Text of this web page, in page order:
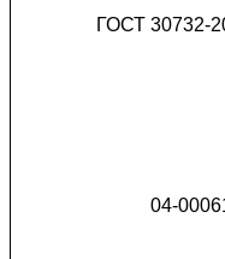
ГОСТ 30732-
04-